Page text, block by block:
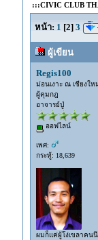
:::CIVIC CLUB
หน้า: 1 [2] 3
ผู้เขียน
Regis100
ม่อนเงาะ ณ เชียงให
ผู้คุมกฎ
อาจารย์ปู่
ออฟไลน์
เพศ:
กระทู้: 18,639
ผมก็แค่ผู้โง่เขลาคน